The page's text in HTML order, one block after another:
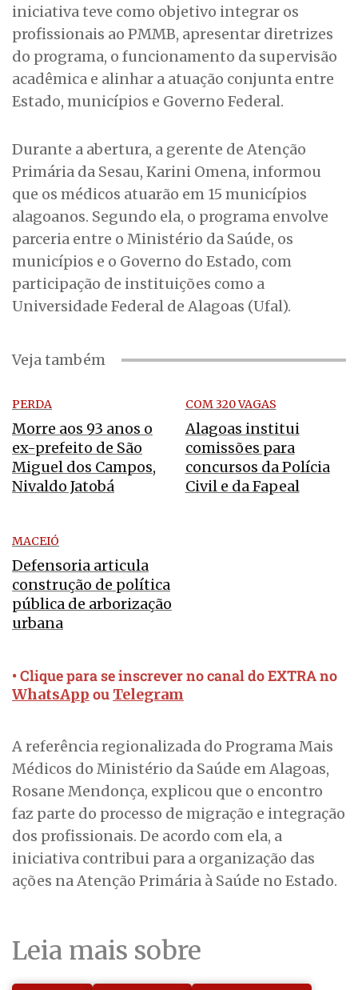
iniciativa teve como objetivo integrar os
profissionais ao PMMB, apresentar diretrizes
do programa, o funcionamento da supervisão
acadêmica e alinhar a atuação conjunta entre
Estado, municípios e Governo Federal.
Durante a abertura, a gerente de Atenção
Primária da Sesau, Karini Omena, informou
que os médicos atuarão em 15 municípios
alagoanos. Segundo ela, o programa envolve
parceria entre o Ministério da Saúde, os
municípios e o Governo do Estado, com
participação de instituições como a
Universidade Federal de Alagoas (Ufal).
Veja também
PERDA
Morre aos 93 anos o
ex-prefeito de São
Miguel dos Campos,
Nivaldo Jatobá
COM 320 VAGAS
Alagoas institui
comissões para
concursos da Polícia
Civil e da Fapeal
MACEIÓ
Defensoria articula
construção de política
pública de arborização
urbana
• Clique para se inscrever no canal do EXTRA no
WhatsApp ou Telegram
A referência regionalizada do Programa Mais
Médicos do Ministério da Saúde em Alagoas,
Rosane Mendonça, explicou que o encontro
faz parte do processo de migração e integração
dos profissionais. De acordo com ela, a
iniciativa contribui para a organização das
ações na Atenção Primária à Saúde no Estado.
Leia mais sobre